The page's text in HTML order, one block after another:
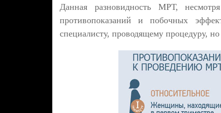
Данная разновидность МРТ,
противопоказаний и побочных
специалисту, проводящему процедуру,